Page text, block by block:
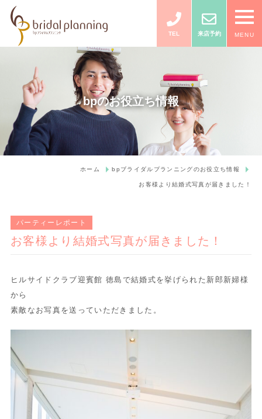
TEL 来店予約 MENU
bpのお役立ち情報
ホーム bpブライダルプランニングのお役立ち情報
お客様より結婚式写真が届きました！
パーティーレポート
お客様より結婚式写真が届きました！
ヒルサイドクラブ迎賓館 徳島で結婚式を挙げられた新郎新婦様
から
素敵なお写真を送っていただきました。